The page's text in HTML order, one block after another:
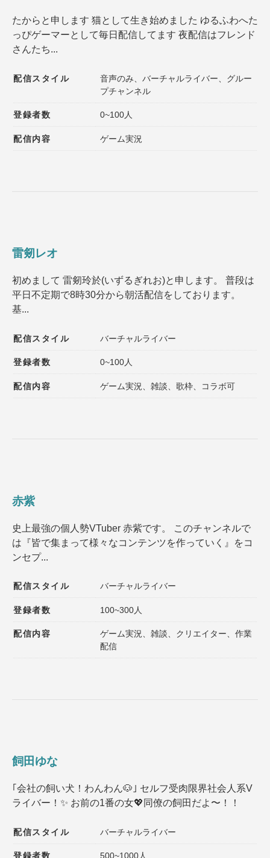
たからと申します 猫として生き始めました ゆるふわへた
っぴゲーマーとして毎日配信してます 夜配信はフレンド
さんたち...
配信スタイル
音声のみ、バーチャルライバー、グルー
プチャンネル
登録者数 0~100人
配信内容 ゲーム実況
雷剱レオ
初めまして 雷剱玲於(いずるぎれお)と申します。 普段は
平日不定期で8時30分から朝活配信をしております。
基...
配信スタイル バーチャルライバー
登録者数 0~100人
配信内容 ゲーム実況、雑談、歌枠、コラボ可
赤紫
史上最強の個人勢VTuber 赤紫です。 このチャンネルで
は『皆で集まって様々なコンテンツを作っていく』をコ
ンセプ...
配信スタイル バーチャルライバー
登録者数 100~300人
配信内容
ゲーム実況、雑談、クリエイター、作業
配信
飼田ゆな
｢会社の飼い犬！わんわん🐶｣ セルフ受肉限界社会人系V
ライバー！✨️ お前の1番の女💖同僚の飼田だよ〜！！
配信スタイル バーチャルライバー
登録者数 500~1000人